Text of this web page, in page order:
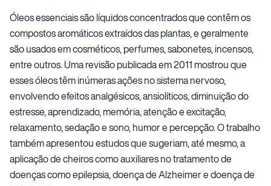
Óleos essenciais são líquidos concentrados que contêm os
compostos aromáticos extraídos das plantas, e geralmente
são usados em cosméticos, perfumes, sabonetes, incensos,
entre outros. Uma revisão publicada em 2011 mostrou que
esses óleos têm inúmeras ações no sistema nervoso,
envolvendo efeitos analgésicos, ansiolíticos, diminuição do
estresse, aprendizado, memória, atenção e excitação,
relaxamento, sedação e sono, humor e percepção. O trabalho
também apresentou estudos que sugeriam, até mesmo, a
aplicação de cheiros como auxiliares no tratamento de
doenças como epilepsia, doença de Alzheimer e doença de